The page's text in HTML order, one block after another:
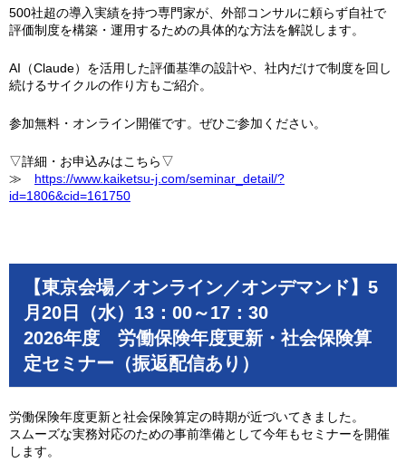
500社超の導入実績を持つ専門家が、外部コンサルに頼らず自社で
評価制度を構築・運用するための具体的な方法を解説します。
AI（Claude）を活用した評価基準の設計や、社内だけで制度を回し
続けるサイクルの作り方もご紹介。
参加無料・オンライン開催です。ぜひご参加ください。
▽詳細・お申込みはこちら▽
≫ https://www.kaiketsu-j.com/seminar_detail/?
id=1806&cid=161750
【東京会場／オンライン／オンデマンド】5
月20日（水）13：00～17：30
2026年度 労働保険年度更新・社会保険算
定セミナー（振返配信あり）
労働保険年度更新と社会保険算定の時期が近づいてきました。
スムーズな実務対応のための事前準備として今年もセミナーを開催
します。